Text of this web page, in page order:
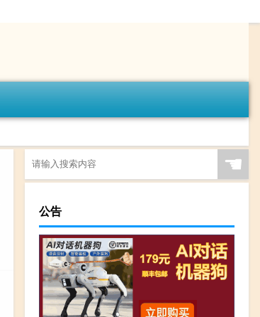
☚
公告